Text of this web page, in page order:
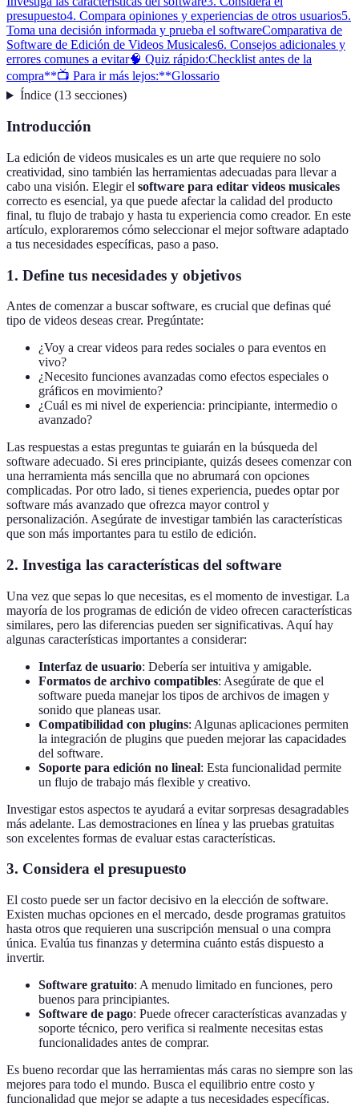
presupuesto4. Compara opiniones y experiencias de otros usuarios5.
Toma una decisión informada y prueba el softwareComparativa de
Software de Edición de Videos Musicales6. Consejos adicionales y
errores comunes a evitar🧠 Quiz rápido:Checklist antes de la
compra**📺 Para ir más lejos:**Glossario
Índice(13 secciones)
Introducción
La edición de videos musicales es un arte que requiere no solo
creatividad, sino también las herramientas adecuadas para llevar a
cabo una visión. Elegir el software para editar videos musicales
correcto es esencial, ya que puede afectar la calidad del producto
final, tu flujo de trabajo y hasta tu experiencia como creador. En este
artículo, exploraremos cómo seleccionar el mejor software adaptado
a tus necesidades específicas, paso a paso.
1. Define tus necesidades y objetivos
Antes de comenzar a buscar software, es crucial que definas qué
tipo de videos deseas crear. Pregúntate:
¿Voy a crear videos para redes sociales o para eventos en
vivo?
¿Necesito funciones avanzadas como efectos especiales o
gráficos en movimiento?
¿Cuál es mi nivel de experiencia: principiante, intermedio o
avanzado?
Las respuestas a estas preguntas te guiarán en la búsqueda del
software adecuado. Si eres principiante, quizás desees comenzar con
una herramienta más sencilla que no abrumará con opciones
complicadas. Por otro lado, si tienes experiencia, puedes optar por
software más avanzado que ofrezca mayor control y
personalización. Asegúrate de investigar también las características
que son más importantes para tu estilo de edición.
2. Investiga las características del software
Una vez que sepas lo que necesitas, es el momento de investigar. La
mayoría de los programas de edición de video ofrecen características
similares, pero las diferencias pueden ser significativas. Aquí hay
algunas características importantes a considerar:
Interfaz de usuario: Debería ser intuitiva y amigable.
Formatos de archivo compatibles: Asegúrate de que el
software pueda manejar los tipos de archivos de imagen y
sonido que planeas usar.
Compatibilidad con plugins: Algunas aplicaciones permiten
la integración de plugins que pueden mejorar las capacidades
del software.
Soporte para edición no lineal: Esta funcionalidad permite
un flujo de trabajo más flexible y creativo.
Investigar estos aspectos te ayudará a evitar sorpresas desagradables
más adelante. Las demostraciones en línea y las pruebas gratuitas
son excelentes formas de evaluar estas características.
3. Considera el presupuesto
El costo puede ser un factor decisivo en la elección de software.
Existen muchas opciones en el mercado, desde programas gratuitos
hasta otros que requieren una suscripción mensual o una compra
única. Evalúa tus finanzas y determina cuánto estás dispuesto a
invertir.
Software gratuito: A menudo limitado en funciones, pero
buenos para principiantes.
Software de pago: Puede ofrecer características avanzadas y
soporte técnico, pero verifica si realmente necesitas estas
funcionalidades antes de comprar.
Es bueno recordar que las herramientas más caras no siempre son las
mejores para todo el mundo. Busca el equilibrio entre costo y
funcionalidad que mejor se adapte a tus necesidades específicas.